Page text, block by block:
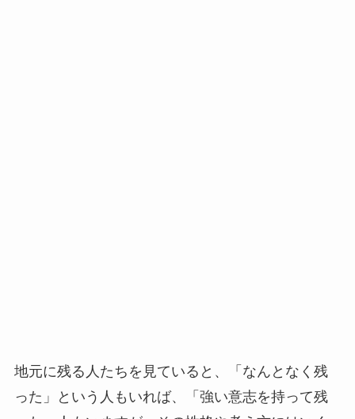
地元に残る人たちを見ていると、「なんとなく残
った」という人もいれば、「強い意志を持って残